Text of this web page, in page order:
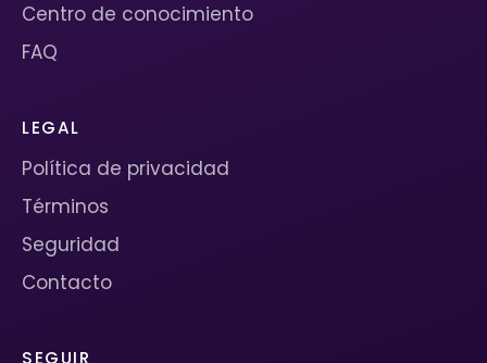
Centro de conocimiento
FAQ
LEGAL
Política de privacidad
Términos
Seguridad
Contacto